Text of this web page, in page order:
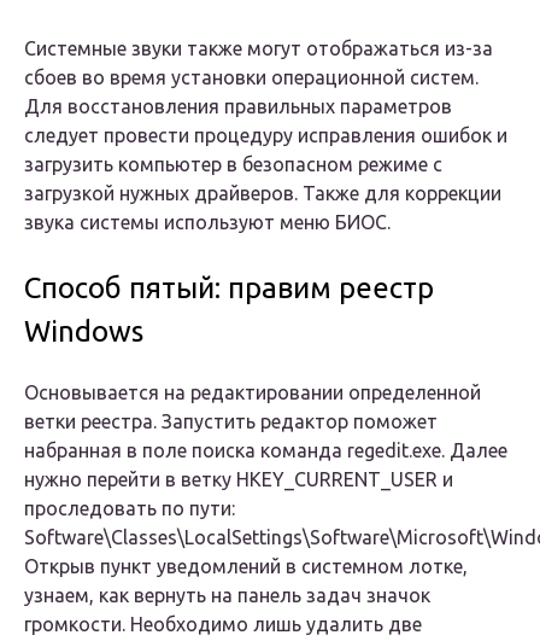
Системные звуки также могут отображаться из-за
сбоев во время установки операционной систем.
Для восстановления правильных параметров
следует провести процедуру исправления ошибок и
загрузить компьютер в безопасном режиме с
загрузкой нужных драйверов. Также для коррекции
звука системы используют меню БИОС.
Способ пятый: правим реестр
Windows
Основывается на редактировании определенной
ветки реестра. Запустить редактор поможет
набранная в поле поиска команда regedit.exe. Далее
нужно перейти в ветку HKEY_CURRENT_USER и
проследовать по пути:
Открыв пункт уведомлений в системном лотке,
узнаем, как вернуть на панель задач значок
громкости. Необходимо лишь удалить две